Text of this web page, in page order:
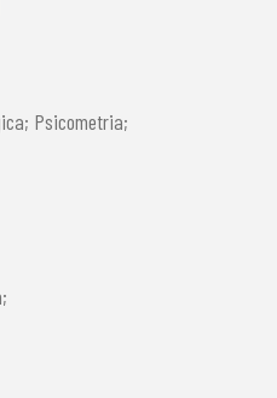
Psicometria;